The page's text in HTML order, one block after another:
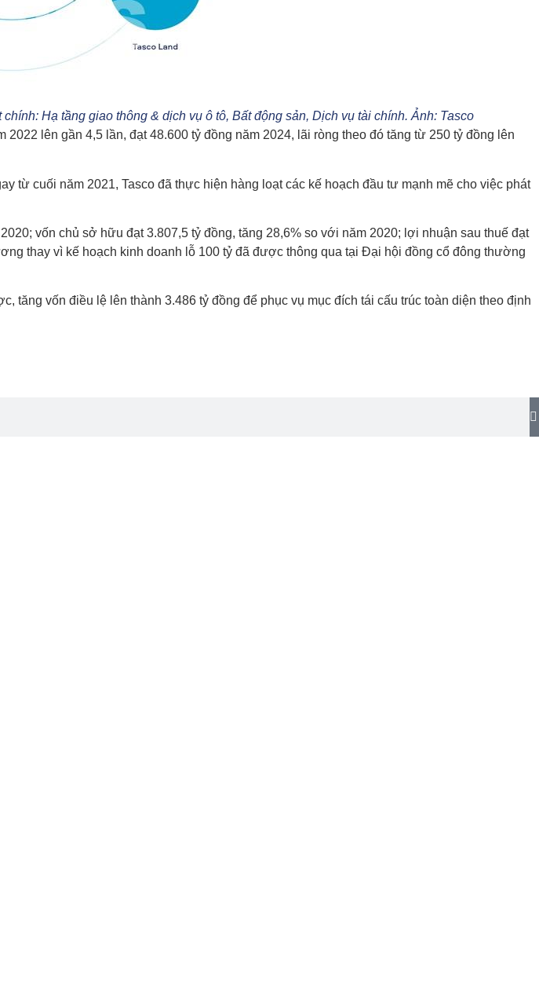
Hạ tầng giao thông & dịch vụ ô tô, Bất động sản, Dịch vụ tài chính. Ảnh: Tasco
lên gần 4,5 lần, đạt 48.600 tỷ đồng năm 2024, lãi ròng theo đó tăng từ 250 tỷ đồng lên
từ cuối năm 2021, Tasco đã thực hiện hàng loạt các kế hoạch đầu tư mạnh mẽ cho việc phát
vốn chủ sở hữu đạt 3.807,5 tỷ đồng, tăng 28,6% so với năm 2020; lợi nhuận sau thuế đạt
thay vì kế hoạch kinh doanh lỗ 100 tỷ đã được thông qua tại Đại hội đồng cổ đông thường
tăng vốn điều lệ lên thành 3.486 tỷ đồng để phục vụ mục đích tái cấu trúc toàn diện theo định